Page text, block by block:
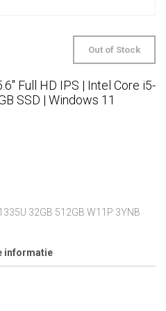
Out of Stock
Full HD IPS | Intel Core i5-
SSD | Windows 11
32GB 512GB W11P 3YNB
informatie